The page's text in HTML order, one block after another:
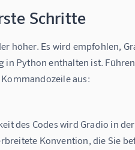
Schritte
höher. Es wird empfohlen,
in Python enthalten ist.
aus:
des Codes wird Gradio in
Konvention, die Sie